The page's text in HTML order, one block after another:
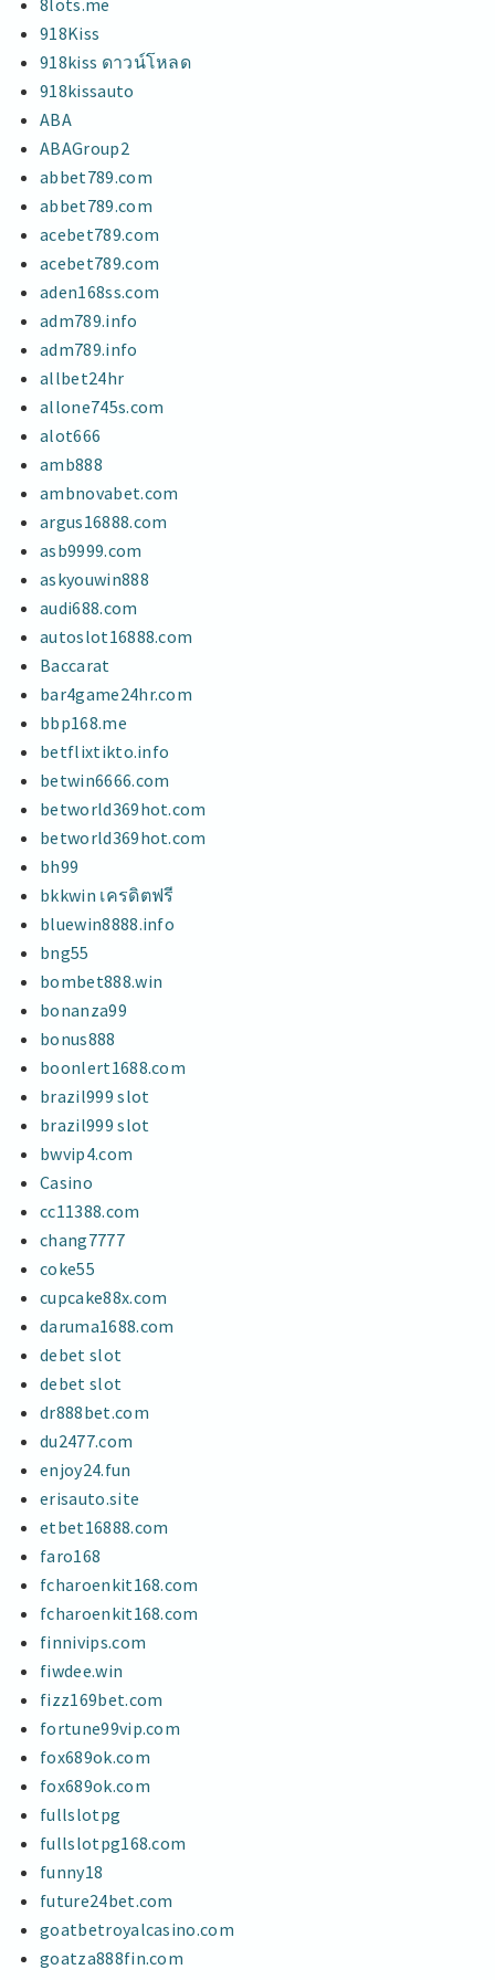
8lots.me
918Kiss
918kiss ดาวน์โหลด
918kissauto
ABA
ABAGroup2
abbet789.com
abbet789.com
acebet789.com
acebet789.com
aden168ss.com
adm789.info
adm789.info
allbet24hr
allone745s.com
alot666
amb888
ambnovabet.com
argus16888.com
asb9999.com
askyouwin888
audi688.com
autoslot16888.com
Baccarat
bar4game24hr.com
bbp168.me
betflixtikto.info
betwin6666.com
betworld369hot.com
betworld369hot.com
bh99
bkkwin เครดิตฟรี
bluewin8888.info
bng55
bombet888.win
bonanza99
bonus888
boonlert1688.com
brazil999 slot
brazil999 slot
bwvip4.com
Casino
cc11388.com
chang7777
coke55
cupcake88x.com
daruma1688.com
debet slot
debet slot
dr888bet.com
du2477.com
enjoy24.fun
erisauto.site
etbet16888.com
faro168
fcharoenkit168.com
fcharoenkit168.com
finnivips.com
fiwdee.win
fizz169bet.com
fortune99vip.com
fox689ok.com
fox689ok.com
fullslotpg
fullslotpg168.com
funny18
future24bet.com
goatbetroyalcasino.com
goatza888fin.com